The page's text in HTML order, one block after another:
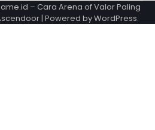
– Cara Arena of Valor Paling
| Powered byWordPress.